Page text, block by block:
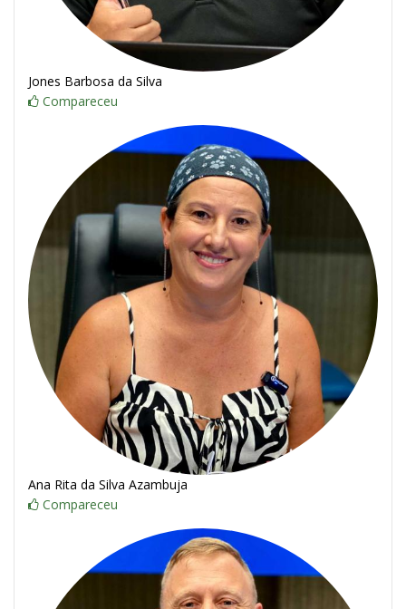
Jones Barbosa da Silva
Compareceu
Ana Rita da Silva Azambuja
Compareceu